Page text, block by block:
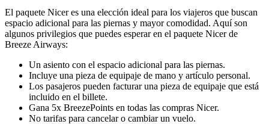
El paquete Nicer es una elección ideal para los viajeros que buscan
espacio adicional para las piernas y mayor comodidad. Aquí son
algunos privilegios que puedes esperar en el paquete Nicer de
Breeze Airways:
Un asiento con el espacio adicional para las piernas.
Incluye una pieza de equipaje de mano y artículo personal.
Los pasajeros pueden facturar una pieza de equipaje que está
incluido en el billete.
Gana 5x BreezePoints en todas las compras Nicer.
No tarifas para cancelar o cambiar un vuelo.